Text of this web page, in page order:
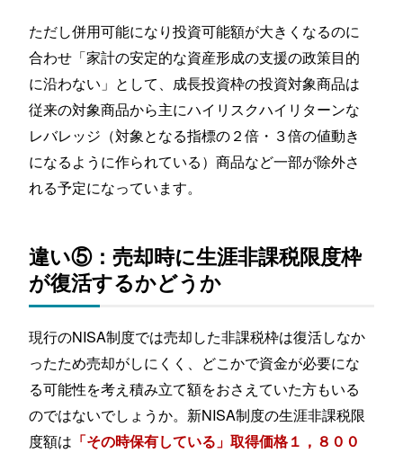
ただし併用可能になり投資可能額が大きくなるのに
合わせ「家計の安定的な資産形成の支援の政策目的
に沿わない」として、成長投資枠の投資対象商品は
従来の対象商品から主にハイリスクハイリターンな
レバレッジ（対象となる指標の２倍・３倍の値動き
になるように作られている）商品など一部が除外さ
れる予定になっています。
違い⑤：売却時に生涯非課税限度枠
が復活するかどうか
現行のNISA制度では売却した非課税枠は復活しなか
ったため売却がしにくく、どこかで資金が必要にな
る可能性を考え積み立て額をおさえていた方もいる
のではないでしょうか。新NISA制度の生涯非課税限
度額は 「その時保有している」取得価格１，８００